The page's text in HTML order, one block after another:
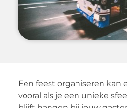
Een feest organiseren kan
vooral als je een unieke